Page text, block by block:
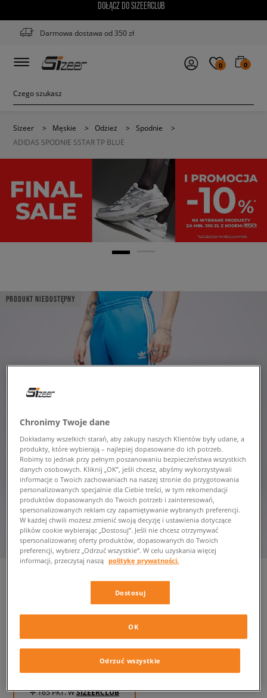
DOŁĄCZ DO SIZEERCLUB
Darmowa dostawa od 350 zł
0 0
Sizeer > Męskie > Odzież > Spodnie
>
ADIDAS SPODNIE SSTAR TP BLUE
PRODUKT NIEDOSTĘPNY
ADIDAS SPODNIE SSTAR TP
BLUE
✛ 165 PKT. WSIZEERCLUB
Chronimy Twoje dane
Dokładamy wszelkich starań, aby zakupy naszych Klientów były udane, a
produkty, które wybierają – najlepiej dopasowane do ich potrzeb.
Robimy to jednak przy pełnym poszanowaniu bezpieczeństwa wszystkich
danych osobowych. Kliknij „OK”, jeśli chcesz, abyśmy wykorzystywali
informacje o Twoich zachowaniach na naszej stronie do przygotowania
personalizowanych specjalnie dla Ciebie treści, w tym rekomendacji
produktów dopasowanych do Twoich potrzeb i zainteresowań,
spersonalizowanych reklam czy zapamiętywanie wybranych preferencji.
W każdej chwili możesz zmienić swoją decyzję i ustawienia dotyczące
plików cookie wybierając „Dostosuj”. Jeśli nie chcesz otrzymywać
spersonalizowanej oferty produktów, dopasowanych do Twoich
preferencji, wybierz „Odrzuć wszystkie”. W celu uzyskania więcej
informacji, przeczytaj naszą politykę prywatności.
Dostosuj
Odrzuć wszystkie
OK